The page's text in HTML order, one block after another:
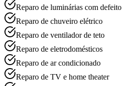
Reparo de luminárias com defeito
Reparo de chuveiro elétrico
Reparo de ventilador de teto
Reparo de eletrodomésticos
Reparo de ar condicionado
Reparo de TV e home theater